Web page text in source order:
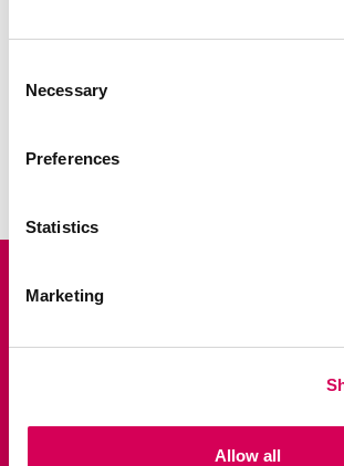
Selection
Necessary
Preferences
Statistics
Marketing
Allow all
Registe-se e desfrute de 10%
desconto na sua primeira